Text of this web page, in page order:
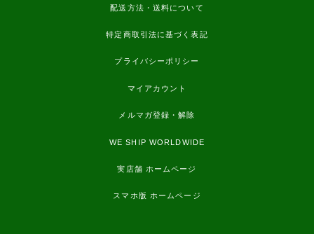
配送方法・送料について
特定商取引法に基づく表記
プライバシーポリシー
マイアカウント
メルマガ登録・解除
WE SHIP WORLDWIDE
実店舗 ホームページ
スマホ版 ホームページ